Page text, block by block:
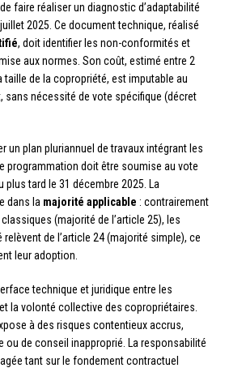
faire réaliser un diagnostic d’adaptabilité
2025. Ce document technique, réalisé
, doit identifier les non-conformités et
aux normes. Son coût, estimé entre 2
taille de la copropriété, est imputable au
sans nécessité de vote spécifique (décret
un plan pluriannuel de travaux intégrant les
programmation doit être soumise au vote
plus tard le 31 décembre 2025. La
dans la majorité applicable : contrairement
(majorité de l’article 25), les
de l’article 24 (majorité simple), ce
leur adoption.
technique et juridique entre les
la volonté collective des copropriétaires.
à des risques contentieux accrus,
ou de conseil inapproprié. La responsabilité
tant sur le fondement contractuel